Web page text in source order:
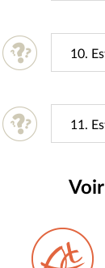
10.
11.